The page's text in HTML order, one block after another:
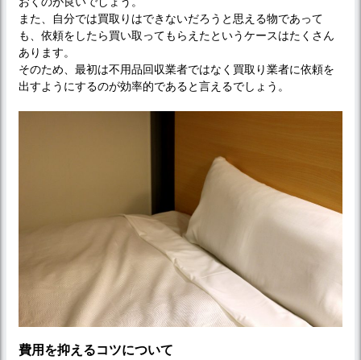
また、自分では買取りはできないだろうと思える物であって
も、依頼をしたら買い取ってもらえたというケースはたくさん
あります。
そのため、最初は不用品回収業者ではなく買取り業者に依頼を
出すようにするのが効率的であると言えるでしょう。
費用を抑えるコツについて